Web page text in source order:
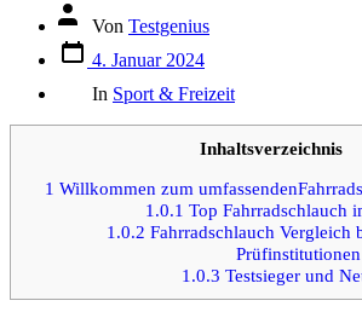
Autor
Beitrags
Von Testgenius
Datum
des
Beitrags
4. Januar 2024
In Sport & Freizeit
Inhaltsverzeichnis
1 Willkommen zum
1.0.1 Top Fahrradschlauch
1.0.2 Fahrradschlauch Vergleich
Prüfinstitutionen
1.0.3 Testsieger und